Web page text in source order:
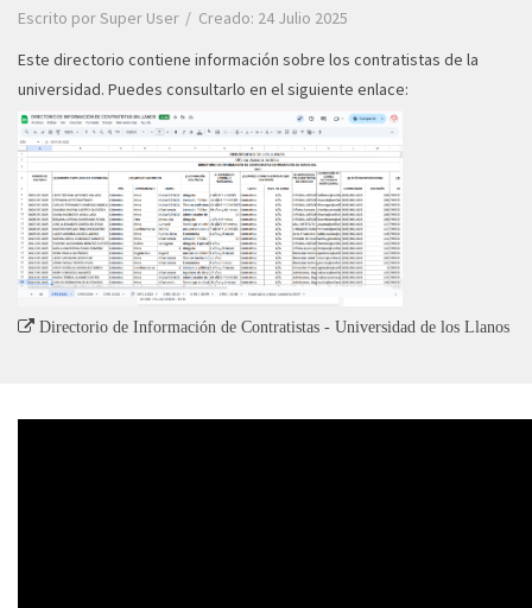
Escrito porSuper User
Creado: 24 Julio 2025
Este directorio contiene información sobre los contratistas de la
universidad. Puedes consultarlo en el siguiente enlace:
Directorio de Información de Contratistas - Universidad de los Llanos